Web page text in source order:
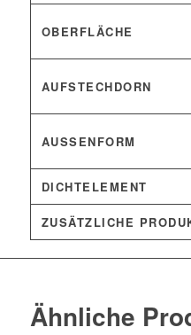
OBERFLÄCHE
AUFSTECHDORN
AUSSENFORM
DICHTELEMENT
ZUSÄTZLICHE
Ähnliche